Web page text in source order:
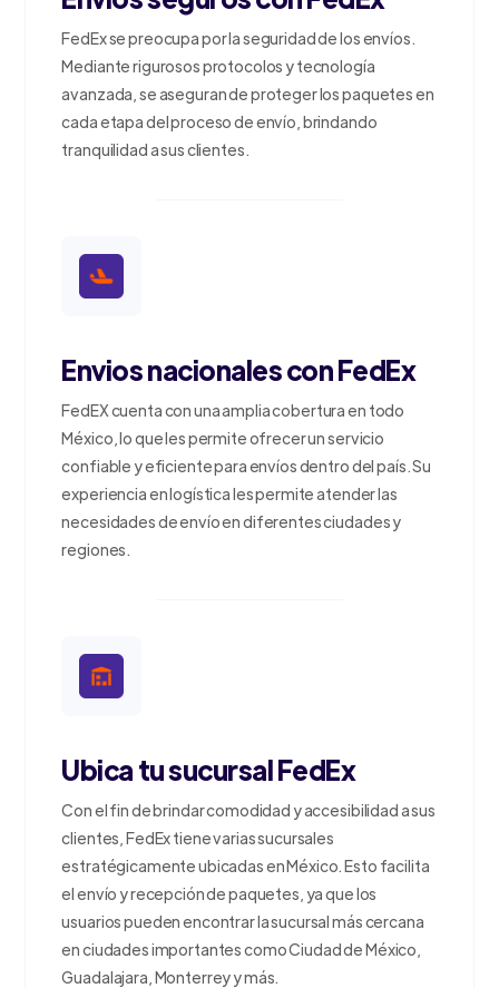
FedEx se preocupa por la seguridad de los envíos.
Mediante rigurosos protocolos y tecnología
avanzada, se aseguran de proteger los paquetes en
cada etapa del proceso de envío, brindando
tranquilidad a sus clientes.
Envios nacionales con FedEx
FedEX cuenta con una amplia cobertura en todo
México, lo que les permite ofrecer un servicio
confiable y eficiente para envíos dentro del país. Su
experiencia en logística les permite atender las
necesidades de envío en diferentes ciudades y
regiones.
Ubica tu sucursal FedEx
Con el fin de brindar comodidad y accesibilidad a sus
clientes, FedEx tiene varias sucursales
estratégicamente ubicadas en México. Esto facilita
el envío y recepción de paquetes, ya que los
usuarios pueden encontrar la sucursal más cercana
en ciudades importantes como Ciudad de México,
Guadalajara, Monterrey y más.